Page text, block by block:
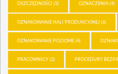
OSZCZĘDNOŚCI (5) OZNACZENIA(4)
OZNAKOWANIE HALI PRODUKCYJNEJ(6)
OZNAKOWANIE POZIOME(4)
PRACOWNICY(2) PROCEDURY